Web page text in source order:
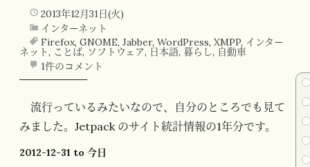
2013年12月31日(火)
インターネット
Firefox, GNOME, Jabber, WordPress, XMPP, インター
ネット, ことば, ソフトウェア, 日本語, 暮らし, 自動車
1件のコメント
流行っているみたいなので、自分のところでも見て
みました。Jetpack のサイト統計情報の1年分です。
2012-12-31 to 今日